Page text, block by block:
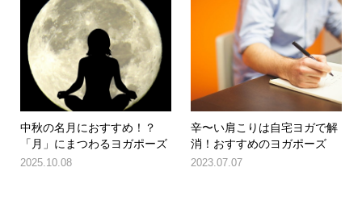
中秋の名月におすすめ！？
「月」にまつわるヨガポーズ
2025.10.08
辛〜い肩こりは自宅ヨガで解
消！おすすめのヨガポーズ
2023.07.07